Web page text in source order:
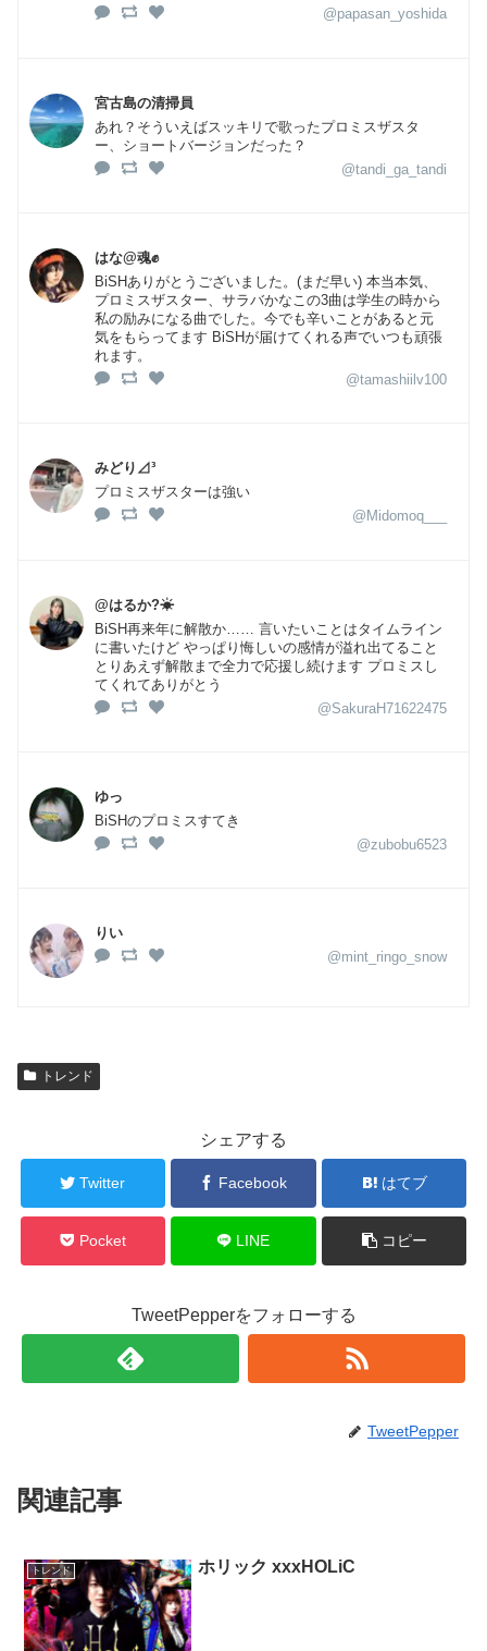
@papasan_yoshida
宮古島の清掃員
あれ？そういえばスッキリで歌ったプロミスザスタ
ー、ショートバージョンだった？
@tandi_ga_tandi
はな@魂✊
BiSHありがとうございました。(まだ早い) 本当本気、
プロミスザスター、サラバかなこの3曲は学生の時から
私の励みになる曲でした。今でも辛いことがあると元
気をもらってます BiSHが届けてくれる声でいつも頑張
れます。
@tamashiilv100
みどり⊿³
プロミスザスターは強い
@Midomoq___
@はるか?☀
BiSH再来年に解散か…… 言いたいことはタイムライン
に書いたけど やっぱり悔しいの感情が溢れ出てること
とりあえず解散まで全力で応援し続けます プロミスし
てくれてありがとう
@SakuraH71622475
ゆっ
BiSHのプロミスすてき
@zubobu6523
りい
@mint_ringo_snow
トレンド
シェアする
Twitter Facebook はてブ
Pocket LINE コピー
TweetPepperをフォローする
TweetPepper
関連記事
トレンド ホリック xxxHOLiC